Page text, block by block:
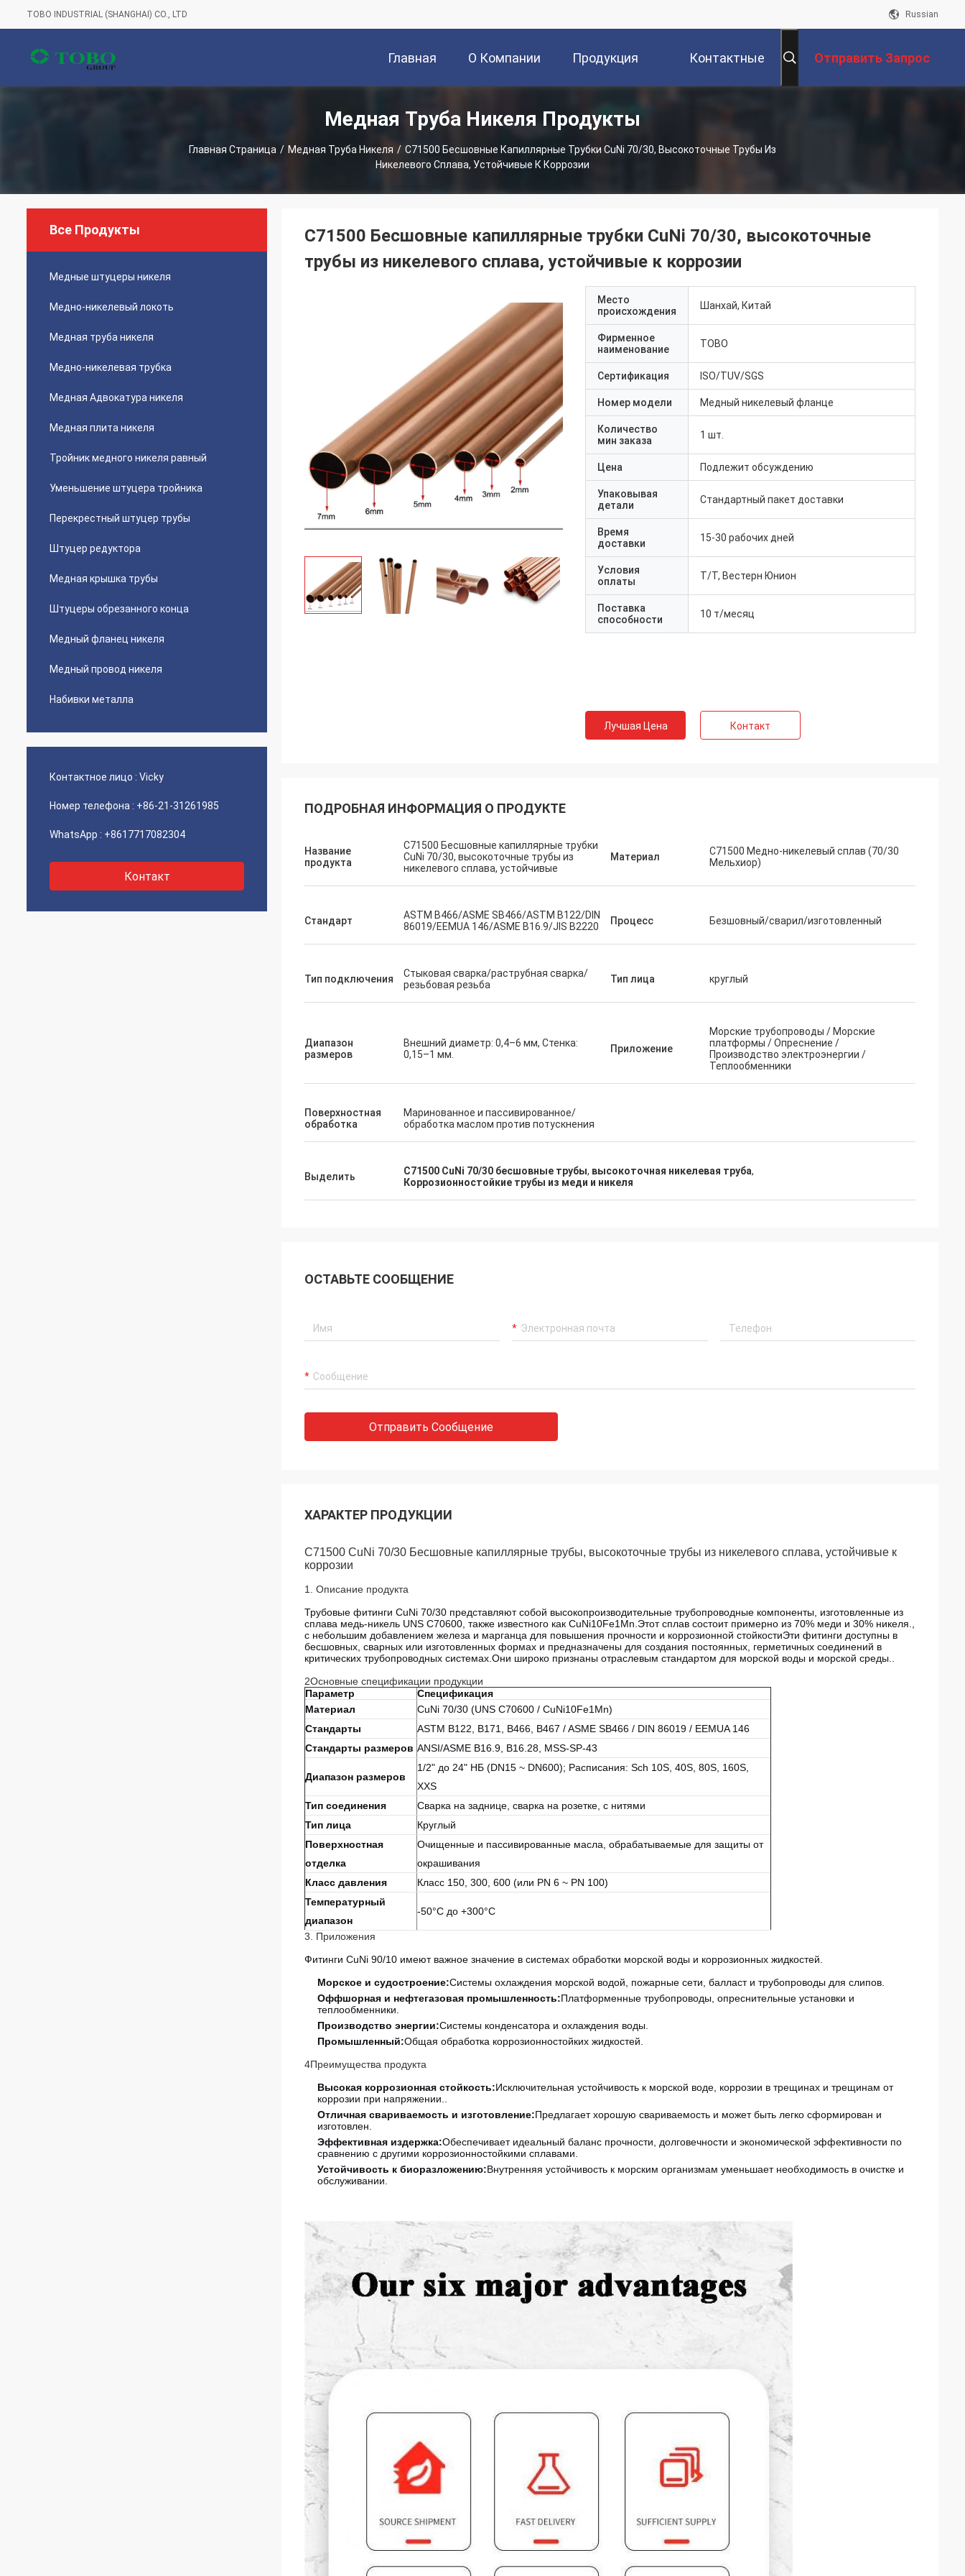
TOBO INDUSTRIAL (SHANGHAI) CO., LTD Russian
Главная
Страница
О Компании Продукция Контактные Отправить Запрос
Медная Труба Никеля Продукты
Главная Страница / Медная Труба Никеля / C71500 Бесшовные Капиллярные Трубки CuNi 70/30, Высокоточные Трубы Из
Никелевого Сплава, Устойчивые К Коррозии
Все Продукты
Медные штуцеры никеля
Медно-никелевый локоть
Медная труба никеля
Медно-никелевая трубка
Медная Адвокатура никеля
Медная плита никеля
Тройник медного никеля равный
Уменьшение штуцера тройника
Перекрестный штуцер трубы
Штуцер редуктора
Медная крышка трубы
Штуцеры обрезанного конца
Медный фланец никеля
Медный провод никеля
Набивки металла
Контактное лицо : Vicky
Номер телефона : +86-21-31261985
WhatsApp : +8617717082304
Контакт
C71500 Бесшовные капиллярные трубки CuNi 70/30, высокоточные
трубы из никелевого сплава, устойчивые к коррозии
Место
происхождения
Шанхай, Китай
Фирменное
наименование
TOBO
Сертификация ISO/TUV/SGS
Номер модели Медный никелевый фланце
Количество
мин заказа
1 шт.
Цена Подлежит обсуждению
Упаковывая
детали
Стандартный пакет доставки
Время
доставки
15-30 рабочих дней
Условия
оплаты
Т/Т, Вестерн Юнион
Поставка
способности
10 т/месяц
Лучшая Цена Контакт
ПОДРОБНАЯ ИНФОРМАЦИЯ О ПРОДУКТЕ
Название
продукта
C71500 Бесшовные капиллярные трубки
CuNi 70/30, высокоточные трубы из
никелевого сплава, устойчивые
Материал
C71500 Медно-никелевый сплав (70/30
Мельхиор)
Стандарт
ASTM B466/ASME SB466/ASTM B122/DIN
86019/EEMUA 146/ASME B16.9/JIS B2220
Процесс Безшовный/сварил/изготовленный
Тип подключения
Стыковая сварка/раструбная сварка/
резьбовая резьба
Тип лица круглый
Диапазон
размеров
Внешний диаметр: 0,4–6 мм, Стенка:
0,15–1 мм.
Приложение
Морские трубопроводы / Морские
платформы / Опреснение /
Производство электроэнергии /
Теплообменники
Поверхностная
обработка
Маринованное и пассивированное/
обработка маслом против потускнения
Выделить C71500 CuNi 70/30 бесшовные трубы, высокоточная никелевая труба,
Коррозионностойкие трубы из меди и никеля
ОСТАВЬТЕ СООБЩЕНИЕ
Отправить Сообщение
ХАРАКТЕР ПРОДУКЦИИ
C71500 CuNi 70/30 Бесшовные капиллярные трубы, высокоточные трубы из никелевого сплава, устойчивые к
коррозии
1. Описание продукта
Трубовые фитинги CuNi 70/30 представляют собой высокопроизводительные трубопроводные компоненты, изготовленные из
сплава медь-никель UNS C70600, также известного как CuNi10Fe1Mn.Этот сплав состоит примерно из 70% меди и 30% никеля.,
с небольшим добавлением железа и марганца для повышения прочности и коррозионной стойкостиЭти фитинги доступны в
бесшовных, сварных или изготовленных формах и предназначены для создания постоянных, герметичных соединений в
критических трубопроводных системах. Они широко признаны отраслевым стандартом для морской воды и морской среды.
2Основные спецификации продукции
Параметр
Спецификация
Материал
CuNi 70/30 (UNS C70600 / CuNi10Fe1Mn)
Стандарты
ASTM B122, B171, B466, B467 / ASME SB466 / DIN 86019 / EEMUA 146
Стандарты размеров ANSI/ASME B16.9, В16.28, MSS-SP-43
Диапазон размеров
1/2" до 24" НБ (DN15 ~ DN600); Расписания: Sch 10S, 40S, 80S, 160S,
XXS
Тип соединения
Сварка на заднице, сварка на розетке, с нитями
Тип лица
Круглый
Поверхностная
отделка
Очищенные и пассивированные масла, обрабатываемые для защиты от
окрашивания
Класс давления
Класс 150, 300, 600 (или PN 6 ~ PN 100)
Температурный
диапазон
-50°C до +300°C
3. Приложения
Фитинги CuNi 90/10 имеют важное значение в системах обработки морской воды и коррозионных жидкостей.
Морское и судостроение:Системы охлаждения морской водой, пожарные сети, балласт и трубопроводы для слипов
Оффшорная и нефтегазовая промышленность:Платформенные трубопроводы, опреснительные установки и
теплообменники
Производство энергии:Системы конденсатора и охлаждения воды.
Промышленный:Общая обработка коррозионностойких жидкостей
4Преимущества продукта
Высокая коррозионная стойкость:Исключительная устойчивость к морской воде, коррозии в трещинах и трещинам от
коррозии при напряжении.
Отличная свариваемость и изготовление:Предлагает хорошую свариваемость и может быть легко сформирован и
изготовлен
Эффективная издержка:Обеспечивает идеальный баланс прочности, долговечности и экономической эффективности по
сравнению с другими коррозионностойкими сплавами
Устойчивость к биоразложению:Внутренняя устойчивость к морским организмам уменьшает необходимость в очистке и
обслуживании